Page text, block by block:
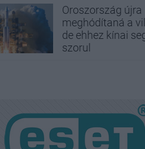
Oroszország újra
meghódítaná a
de ehhez kínai
szorul